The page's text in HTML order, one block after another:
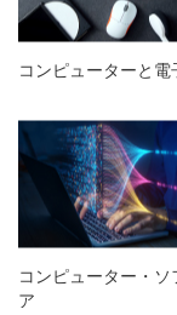
コンピューターと電
コンピューター・ソ
ア